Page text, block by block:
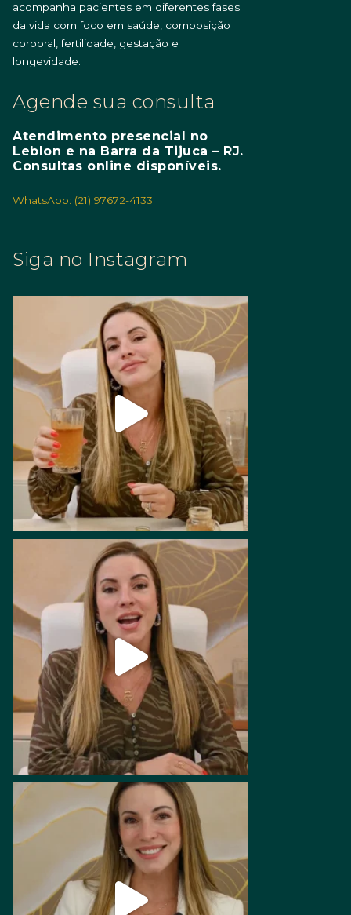
acompanha pacientes em diferentes fases
da vida com foco em saúde, composição
corporal, fertilidade, gestação e
longevidade.
Agende sua consulta
Atendimento presencial no
Leblon e na Barra da Tijuca – RJ.
Consultas online disponíveis.
WhatsApp: (21) 97672-4133
Siga no Instagram